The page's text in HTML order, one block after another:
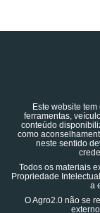
Este website
ferramentas,
conteúdo
como
neste sentido
Todos os materiais
Propriedade
a
O Agro2.0 não se